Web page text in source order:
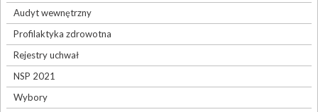
Audyt wewnętrzny
Profilaktyka zdrowotna
Rejestry uchwał
NSP 2021
Wybory